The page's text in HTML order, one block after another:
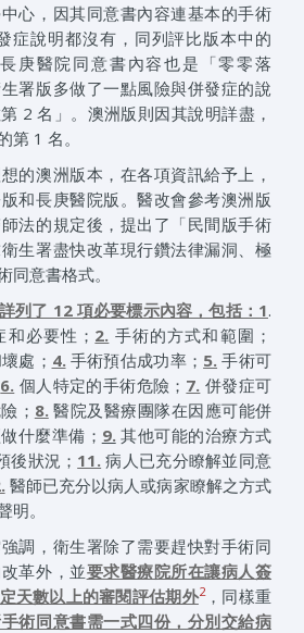
心，因其同意書內容連基本的手術
症說明都沒有，同列評比版本中的
庚醫院同意書內容也是「零零落
署版多做了一點風險與併發症的說
2 名」。澳洲版則因其說明詳盡，
第 1 名。
的澳洲版本，在各項資訊給予上，
和長庚醫院版。醫改會參考澳洲版
法的規定後，提出了「民間版手術
生署盡快改革現行鑽法律漏洞、極
同意書格式。
列了 12 項必要標示內容，包括：1.
必要性； 2. 手術的方式和範圍；
處； 4. 手術預估成功率； 5. 手術可
6. 個人特定的手術危險； 7. 併發症可
； 8. 醫院及醫療團隊在因應可能併
什麼準備； 9. 其他可能的治療方式
後狀況； 11. 病人已充分瞭解並同意
醫師已充分以病人或病家瞭解之方式
。
調，衛生署除了需要趕快對手術同
革外，並要求醫療院所在讓病人簽
天數以上的審閱評估期外2，同樣重
術同意書需一式四份，分別交給病